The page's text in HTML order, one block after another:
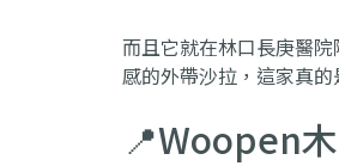
而且它就在林口長庚醫
感的外帶沙拉，這家真的
📍Woopen